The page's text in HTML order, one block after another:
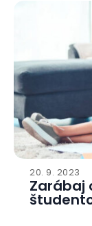
20. 9. 2023
Zarábaj